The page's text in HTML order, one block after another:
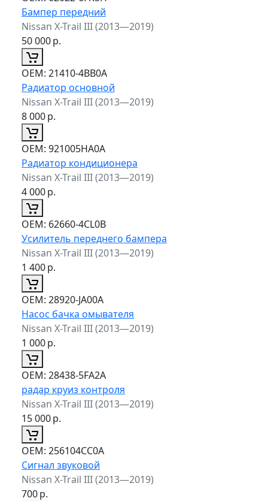
Бампер передний
Nissan X-Trail III (2013—2019)
50 000р.
ОЕМ: 21410-4BB0A
Радиатор основной
Nissan X-Trail III (2013—2019)
8 000р.
ОЕМ: 921005HA0A
Радиатор кондиционера
Nissan X-Trail III (2013—2019)
4 000р.
ОЕМ: 62660-4CL0B
Усилитель переднего бампера
Nissan X-Trail III (2013—2019)
1 400р.
ОЕМ: 28920-JA00A
Насос бачка омывателя
Nissan X-Trail III (2013—2019)
1 000р.
ОЕМ: 28438-5FA2A
радар круиз контроля
Nissan X-Trail III (2013—2019)
15 000р.
ОЕМ: 256104CC0A
Сигнал звуковой
Nissan X-Trail III (2013—2019)
700р.